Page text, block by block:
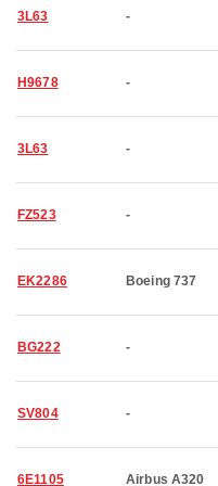
3L63 -
H9678 -
3L63 -
FZ523 -
EK2286 Boeing 737
BG222 -
SV804 -
6E1105 Airbus A320